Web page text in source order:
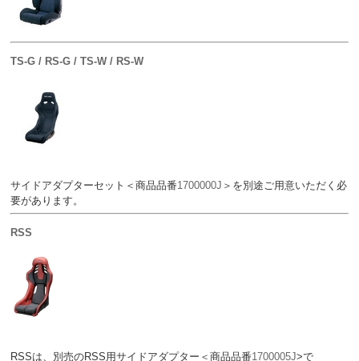
TS-G / RS-G / TS-W / RS-W
サイドアダプターセット＜商品品番1700000J ＞を別途ご用意いただく必
要があります。
RSS
RSSは、別売のRSS用サイドアダプター＜商品品番1700005J>で